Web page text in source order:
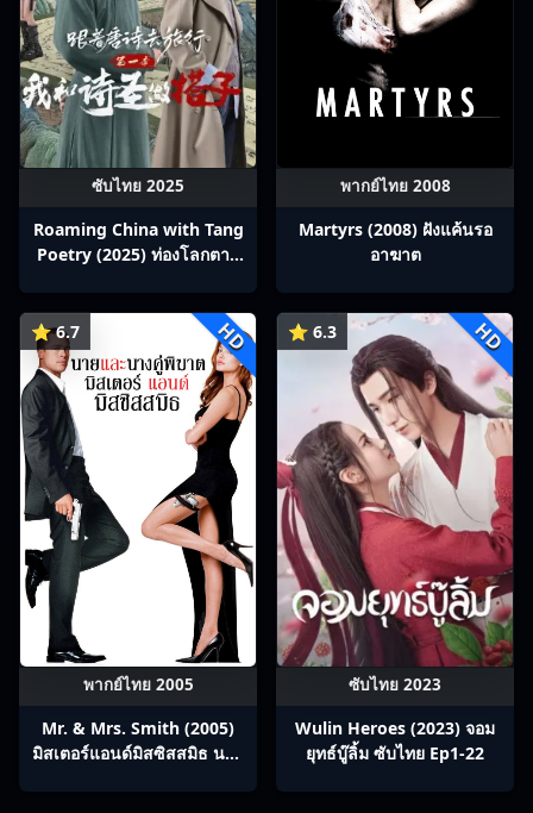
ซับไทย 2025
Roaming China with Tang
Poetry (2025) ท่องโลกตาม
พากย์ไทย 2008
Martyrs (2008) ฝังแค้นรอ
อาฆาต
⭐ 6.7 HD
พากย์ไทย 2005
Mr. & Mrs. Smith (2005)
มิสเตอร์แอนด์มิสซิสสมิธ นาย
⭐ 6.3 HD
ซับไทย 2023
Wulin Heroes (2023) จอม
ยุทธ์บู๊ลิ้ม ซับไทย Ep1-22